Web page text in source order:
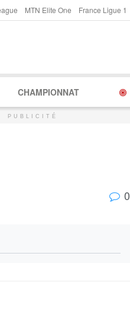
MTN Elite One France Ligue 1
CHAMPIONNAT
PUBLICITÉ
0